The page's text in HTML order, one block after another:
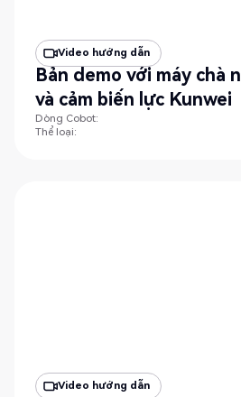
Video hướng dẫn
Bản demo với máy chà
và cảm biến lực Kunwei
Dòng Cobot:
Thể loại:
Video hướng dẫn